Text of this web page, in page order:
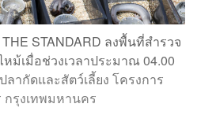
STANDARD ลงพื้นที่สำรวจ
หม้เมื่อช่วงเวลาประมาณ 04.00
ากัดและสัตว์เลี้ยง โครงการ
กรุงเทพมหานคร